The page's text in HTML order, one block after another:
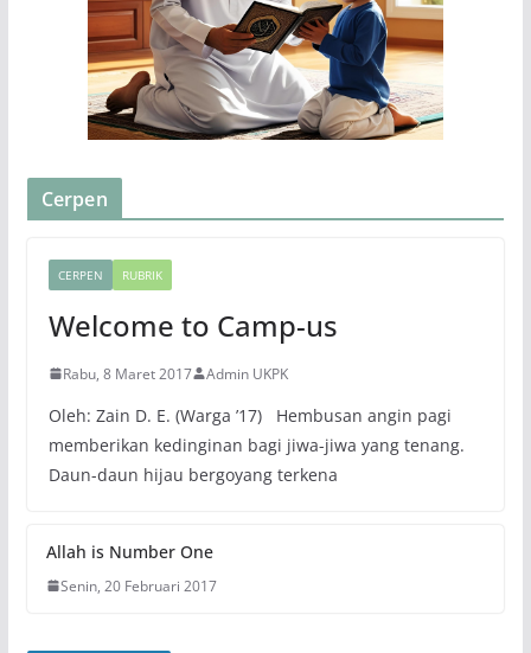
Cerpen
CERPEN RUBRIK
Welcome to Camp-us
Rabu, 8 Maret 2017 Admin UKPK
Oleh: Zain D. E. (Warga ’17) Hembusan angin pagi
memberikan kedinginan bagi jiwa-jiwa yang tenang.
Daun-daun hijau bergoyang terkena
Allah is Number One
Senin, 20 Februari 2017